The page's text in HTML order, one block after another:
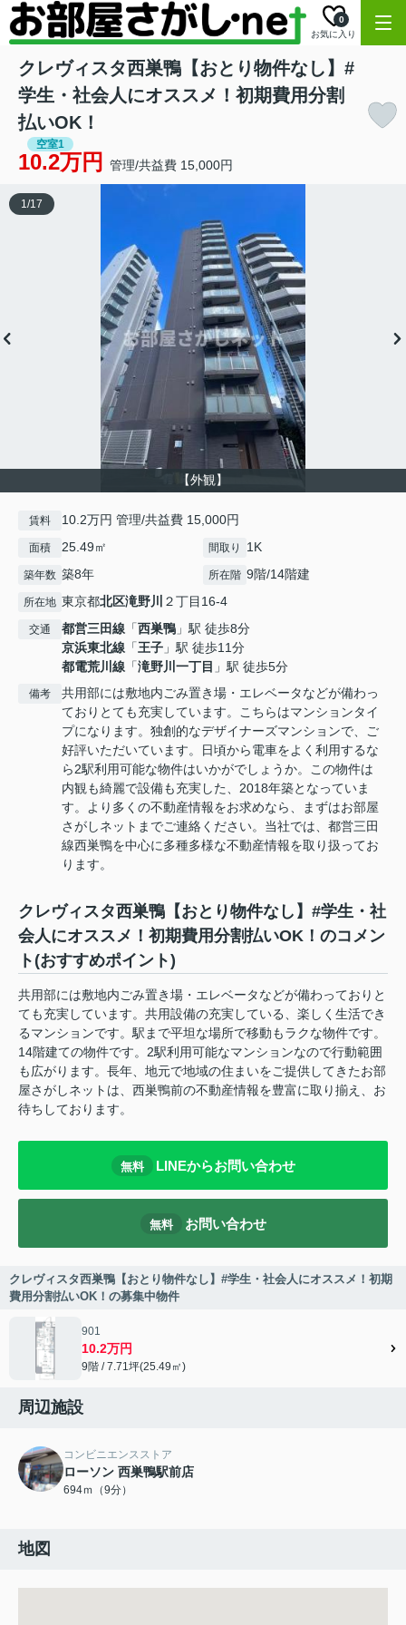
お気に入り
0
クレヴィスタ西巣鴨【おとり物件なし】#
学生・社会人にオススメ！初期費用分割
払いOK！
空室1
10.2万円 管理/共益費 15,000円
【外観】
1/17
賃料 10.2万円 管理/共益費 15,000円
面積 25.49㎡ 間取り 1K
築年数 築8年 所在階 9階/14階建
所在地 東京都北区滝野川 ２丁目16-4
交通 都営三田線 「西巣鴨 」駅 徒歩8分
京浜東北線 「王子 」駅 徒歩11分
都電荒川線 「滝野川一丁目 」駅 徒歩5分
備考
共用部には敷地内ごみ置き場・エレベータなどが備わっ
ておりとても充実しています。こちらはマンションタイ
プになります。独創的なデザイナーズマンションで、ご
好評いただいています。日頃から電車をよく利用するな
ら2駅利用可能な物件はいかがでしょうか。この物件は
内観も綺麗で設備も充実した、2018年築となっていま
す。より多くの不動産情報をお求めなら、まずはお部屋
さがしネットまでご連絡ください。当社では、都営三田
線西巣鴨を中心に多種多様な不動産情報を取り扱ってお
ります。
クレヴィスタ西巣鴨【おとり物件なし】#学生・社
会人にオススメ！初期費用分割払いOK！のコメン
ト(おすすめポイント)
共用部には敷地内ごみ置き場・エレベータなどが備わっておりと
ても充実しています。共用設備の充実している、楽しく生活でき
るマンションです。駅まで平坦な場所で移動もラクな物件です。
14階建ての物件です。2駅利用可能なマンションなので行動範囲
も広がります。長年、地元で地域の住まいをご提供してきたお部
屋さがしネットは、西巣鴨前の不動産情報を豊富に取り揃え、お
待ちしております。
無料 LINEからお問い合わせ
無料 お問い合わせ
クレヴィスタ西巣鴨【おとり物件なし】#学生・社会人にオススメ！初期
費用分割払いOK！の募集中物件
901
10.2万円
9階 / 7.71坪(25.49㎡)
周辺施設
コンビニエンスストア
ローソン 西巣鴨駅前店
694ｍ（9分）
地図